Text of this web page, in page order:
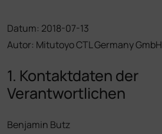
Datum: 2018-07-13
Autor: Mitutoyo CTL Germany GmbH
1. Kontaktdaten der
Verantwortlichen
Benjamin Butz